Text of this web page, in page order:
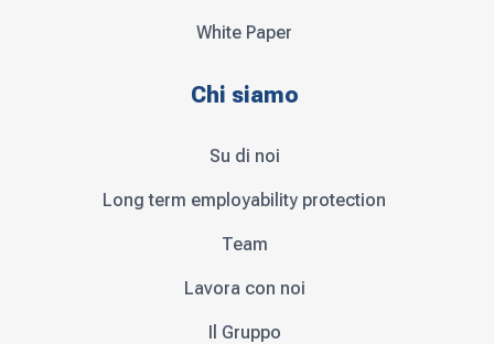
White Paper
Chi siamo
Su di noi
Long term employability protection
Team
Lavora con noi
Il Gruppo